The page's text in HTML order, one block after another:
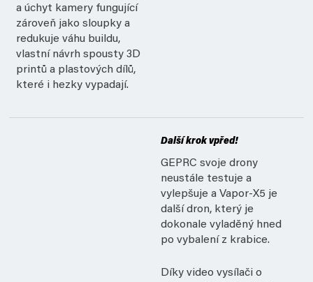
a úchyt kamery fungující
zároveň jako sloupky a
redukuje váhu buildu,
vlastní návrh spousty 3D
printů a plastových dílů,
které i hezky vypadají.
Další krok vpřed!
GEPRC svoje drony
neustále testuje a
vylepšuje a Vapor-X5 je
další dron, který je
dokonale vyladěný hned
po vybalení z krabice.
Díky video vysílači o